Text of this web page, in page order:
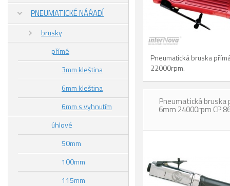
PNEUMATICKÉ NÁŘADÍ
brusky
přímé
3mm kleština
6mm kleština
6mm s vyhnutím
úhlové
50mm
100mm
115mm
Pneumatická bruska
22000rpm.
Pneumatická bruska
6mm 24000rpm CP